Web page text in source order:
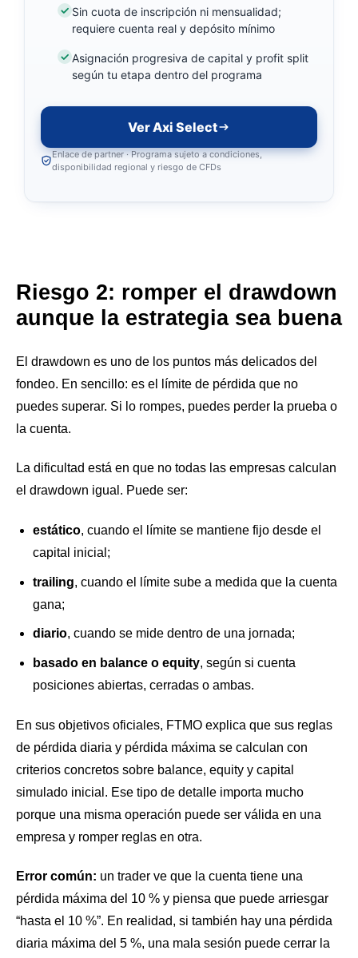
Sin cuota de inscripción ni mensualidad;
requiere cuenta real y depósito mínimo
Asignación progresiva de capital y profit split
según tu etapa dentro del programa
Ver Axi Select
Enlace de partner · Programa sujeto a condiciones,
disponibilidad regional y riesgo de CFDs
Riesgo 2: romper el drawdown
aunque la estrategia sea buena
El drawdown es uno de los puntos más delicados del
fondeo. En sencillo: es el límite de pérdida que no
puedes superar. Si lo rompes, puedes perder la prueba o
la cuenta.
La dificultad está en que no todas las empresas calculan
el drawdown igual. Puede ser:
estático, cuando el límite se mantiene fijo desde el
capital inicial;
trailing, cuando el límite sube a medida que la cuenta
gana;
diario, cuando se mide dentro de una jornada;
basado en balance o equity, según si cuenta
posiciones abiertas, cerradas o ambas.
En sus objetivos oficiales, FTMO explica que sus reglas
de pérdida diaria y pérdida máxima se calculan con
criterios concretos sobre balance, equity y capital
simulado inicial. Ese tipo de detalle importa mucho
porque una misma operación puede ser válida en una
empresa y romper reglas en otra.
Error común: un trader ve que la cuenta tiene una
pérdida máxima del 10 % y piensa que puede arriesgar
“hasta el 10 %”. En realidad, si también hay una pérdida
diaria máxima del 5 %, una mala sesión puede cerrar la